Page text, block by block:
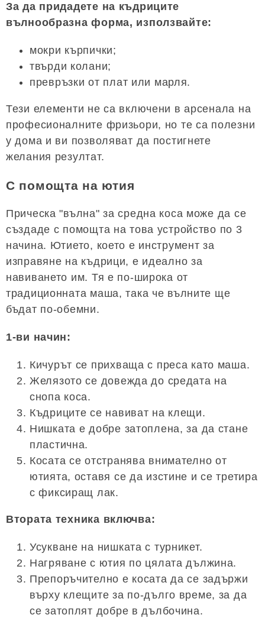
За да придадете на къдриците
вълнообразна форма, използвайте:
мокри кърпички;
твърди колани;
превръзки от плат или марля.
Тези елементи не са включени в арсенала на
професионалните фризьори, но те са полезни
у дома и ви позволяват да постигнете
желания резултат.
С помощта на ютия
Прическа "вълна" за средна коса може да се
създаде с помощта на това устройство по 3
начина. Ютието, което е инструмент за
изправяне на къдрици, е идеално за
навиването им. Тя е по-широка от
традиционната маша, така че вълните ще
бъдат по-обемни.
1-ви начин:
Кичурът се прихваща с преса като маша.
Желязото се довежда до средата на
снопа коса.
Къдриците се навиват на клещи.
Нишката е добре затоплена, за да стане
пластична.
Косата се отстранява внимателно от
ютията, оставя се да изстине и се третира
с фиксиращ лак.
Втората техника включва:
Усукване на нишката с турникет.
Нагряване с ютия по цялата дължина.
Препоръчително е косата да се задържи
върху клещите за по-дълго време, за да
се затоплят добре в дълбочина.